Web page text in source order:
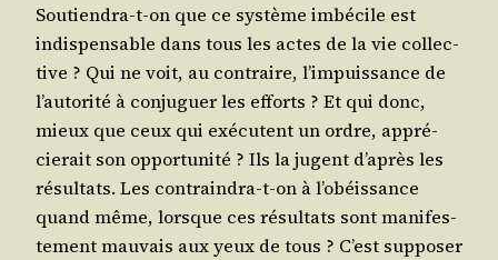
Sou­tien­dra-t-on que ce sys­tème imbé­cile est
indis­pen­sable dans tous les actes de la vie col­lec­
tive ? Qui ne voit, au contraire, l’impuissance de
l’autorité à conju­guer les efforts ? Et qui donc,
mieux que ceux qui exé­cutent un ordre, appré­
cie­rait son oppor­tu­ni­té ? Ils la jugent d’après les
résul­tats. Les contrain­dra-t-on à l’obéissance
quand même, lorsque ces résul­tats sont mani­fes­
te­ment mau­vais aux yeux de tous ? C’est sup­po­ser